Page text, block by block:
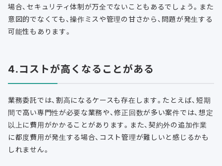
場合、セキュリティ体制が万全でないこともあるでしょう。また
意図的でなくても、操作ミスや管理の甘さから、問題が発生する
可能性もあります。
4.コストが高くなることがある
業務委託では、割高になるケースも存在します。たとえば、短期
間で高い専門性が必要な業務や、修正回数が多い案件では、想定
以上に費用がかかることがあります。また、契約外の追加作業
に都度費用が発生する場合、コスト管理が難しいと感じるかも
しれません。